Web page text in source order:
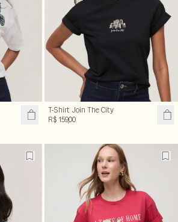
T-Shirt Join The City
R$ 159,00